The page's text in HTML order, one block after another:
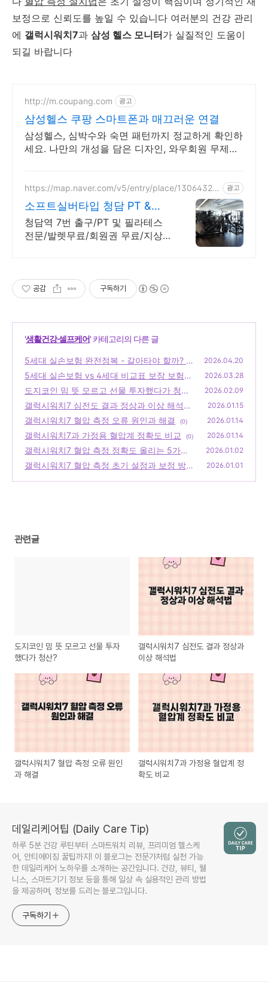
보정으로 신뢰도를 높일 수 있습니다 여러분의 건강 관리
에 갤럭시워치7과 삼성 헬스 모니터가 실질적인 도움이
되길 바랍니다
http://m.coupang.com 광고
삼성헬스 쿠팡 스마트폰과 매끄러운 연결
삼성헬스, 심박수와 숙면 패턴까지 정교하게 확인하
세요. 나만의 개성을 담은 디자인, 와우회원 무제한
https://map.naver.com/v5/entry/place/13064326
광고
소프트실버타입 청담 PT &
PILATES
청담역 7번 출구/PT 및 필라테스
전문/발렛무료/회원권 무료/지상 3
공감 구독하기
'생활건강·셀프케어' 카테고리의 다른 글
5세대 실손보험 완전정복 - 갈아타야 할까? 말
아야 할까? (2026 최신)
(0)
2026.04.20
5세대 실손보험 vs 4세대 비교표 보장 보험료
자기부담률 총정리
(0)
2026.03.28
도지코인 밈 뜻 모르고 선물 투자했다가 청산?
(0)
2026.02.09
갤럭시워치7 심전도 결과 정상과 이상 해석법
(0)
2026.01.15
갤럭시워치7 혈압 측정 오류 원인과 해결 (0) 2026.01.14
갤럭시워치7과 가정용 혈압계 정확도 비교 (0) 2026.01.14
갤럭시워치7 혈압 측정 정확도 올리는 5가지
팁
(0)
2026.01.02
갤럭시워치7 혈압 측정 초기 설정과 보정 방법 2026.01.01
관련글
도지코인 밈 뜻 모르고 선물 투자
했다가 청산?
갤럭시워치7 심전도 결과 정상과
이상 해석법
갤럭시워치7 혈압 측정 오류 원인
과 해결
갤럭시워치7과 가정용 혈압계 정
확도 비교
데일리케어팁 (Daily Care Tip)
하루 5분 건강 루틴부터 스마트워치 리뷰, 프리미엄 헬스케
어, 안티에이징 꿀팁까지! 이 블로그는 전문가처럼 실천 가능
한 데일리케어 노하우를 소개하는 공간입니다. 건강, 뷰티, 웰
니스, 스마트기기 정보 등을 통해 일상 속 실용적인 관리 방법
을 제공하며, 정보를 드리는 블로그입니다.
구독하기